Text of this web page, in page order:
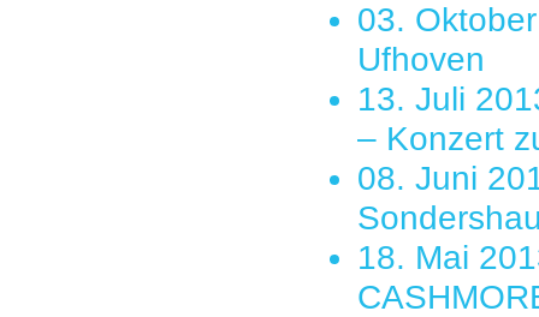
03.
Ufhoven
13. Juli
– Konzert
08. Juni
18. Mai